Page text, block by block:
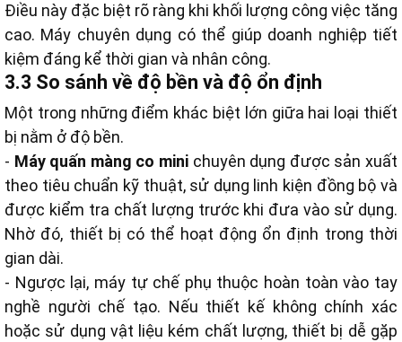
Điều này đặc biệt rõ ràng khi khối lượng công việc tăng
cao. Máy chuyên dụng có thể giúp doanh nghiệp tiết
kiệm đáng kể thời gian và nhân công.
3.3 So sánh về độ bền và độ ổn định
Một trong những điểm khác biệt lớn giữa hai loại thiết
bị nằm ở độ bền.
- Máy quấn màng co mini chuyên dụng được sản xuất
theo tiêu chuẩn kỹ thuật, sử dụng linh kiện đồng bộ và
được kiểm tra chất lượng trước khi đưa vào sử dụng.
Nhờ đó, thiết bị có thể hoạt động ổn định trong thời
gian dài.
- Ngược lại, máy tự chế phụ thuộc hoàn toàn vào tay
nghề người chế tạo. Nếu thiết kế không chính xác
hoặc sử dụng vật liệu kém chất lượng, thiết bị dễ gặp